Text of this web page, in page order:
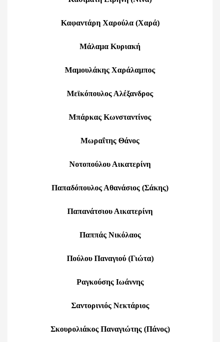
Καφαντάρη Χαρούλα (Χαρά)
Μάλαμα Κυριακή
Μαμουλάκης Χαράλαμπος
Μεϊκόπουλος Αλέξανδρος
Μπάρκας Κωνσταντίνος
Μωραΐτης Θάνος
Νοτοπούλου Αικατερίνη
Παπαδόπουλος Αθανάσιος (Σάκης)
Παπανάτσιου Αικατερίνη
Παππάς Νικόλαος
Πούλου Παναγιού (Γιώτα)
Ραγκούσης Ιωάννης
Σαντορινιός Νεκτάριος
Σκουρολιάκος Παναγιώτης (Πάνος)